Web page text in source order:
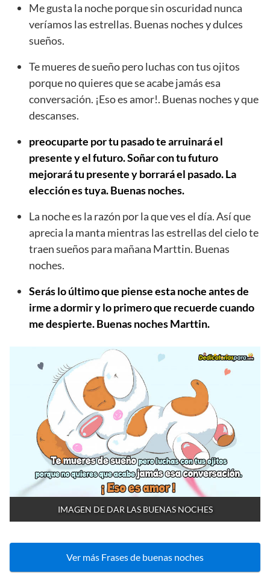
Me gusta la noche porque sin oscuridad nunca
veríamos las estrellas. Buenas noches y dulces
sueños.
Te mueres de sueño pero luchas con tus ojitos
porque no quieres que se acabe jamás esa
conversación. ¡Eso es amor!. Buenas noches y que
descanses.
preocuparte por tu pasado te arruinará el
presente y el futuro. Soñar con tu futuro
mejorará tu presente y borrará el pasado. La
elección es tuya. Buenas noches.
La noche es la razón por la que ves el día. Así que
aprecia la manta mientras las estrellas del cielo te
traen sueños para mañana Marttin. Buenas
noches.
Serás lo último que piense esta noche antes de
irme a dormir y lo primero que recuerde cuando
me despierte. Buenas noches Marttin.
IMAGEN DE DAR LAS BUENAS NOCHES
Ver más Frases de buenas noches